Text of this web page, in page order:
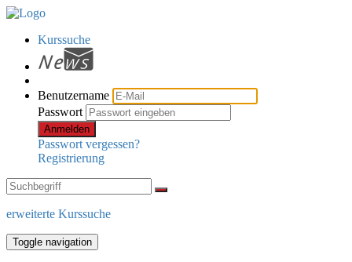
Kurssuche
Benutzername
Passwort
Anmelden
Passwort vergessen?
Registrierung
erweiterte Kurssuche
Toggle navigation